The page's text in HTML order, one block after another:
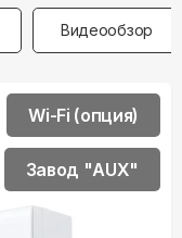
Видеообзор
Wi-Fi (опция)
Завод "AUX"